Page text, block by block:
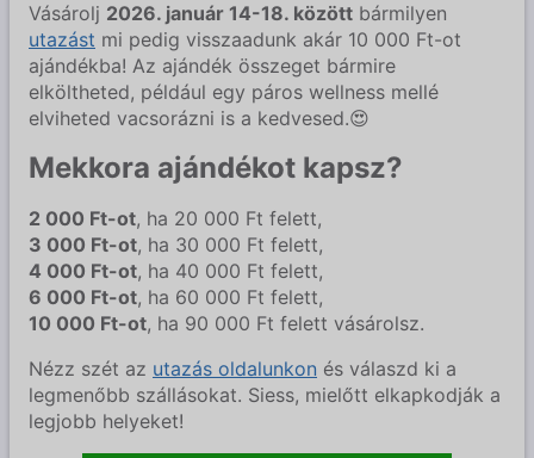
Vásárolj 2026. január 14-18. között bármilyen
utazást mi pedig visszaadunk akár 10 000 Ft-ot
ajándékba! Az ajándék összeget bármire
elköltheted, például egy páros wellness mellé
elviheted vacsorázni is a kedvesed.😍
Mekkora ajándékot kapsz?
2 000 Ft-ot, ha 20 000 Ft felett,
3 000 Ft-ot, ha 30 000 Ft felett,
4 000 Ft-ot, ha 40 000 Ft felett,
6 000 Ft-ot, ha 60 000 Ft felett,
10 000 Ft-ot, ha 90 000 Ft felett vásárolsz.
Nézz szét az utazás oldalunkon és válaszd ki a
legmenőbb szállásokat. Siess, mielőtt elkapkodják a
legjobb helyeket!